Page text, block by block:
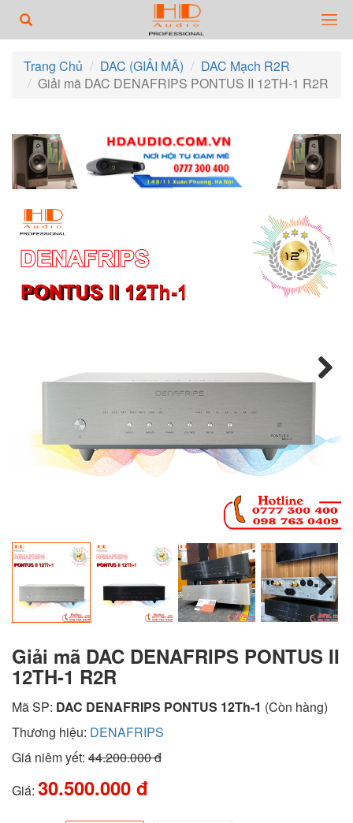
Trang Chủ DAC (GIẢI MÃ)
DAC Mạch R2R
Giải mã DAC DENAFRIPS PONTUS II 12TH-1 R2R
Next
Giải mã DAC DENAFRIPS PONTUS II
12TH-1 R2R
Mã SP: DAC DENAFRIPS PONTUS 12Th-1 (Còn hàng)
Thương hiệu: DENAFRIPS
Giá niêm yết: 44.200.000 đ
Giá: 30.500.000 đ